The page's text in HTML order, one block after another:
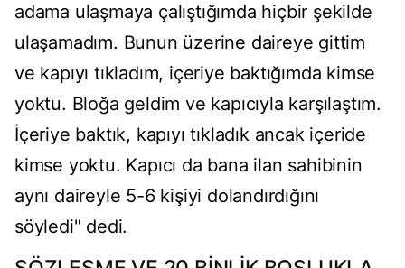
adama ulaşmaya çalıştığımda hiçbir şekilde
ulaşamadım. Bunun üzerine daireye gittim
ve kapıyı tıkladım, içeriye baktığımda kimse
yoktu. Bloğa geldim ve kapıcıyla karşılaştım.
İçeriye baktık, kapıyı tıkladık ancak içeride
kimse yoktu. Kapıcı da bana ilan sahibinin
aynı daireyle 5-6 kişiyi dolandırdığını
söyledi" dedi.